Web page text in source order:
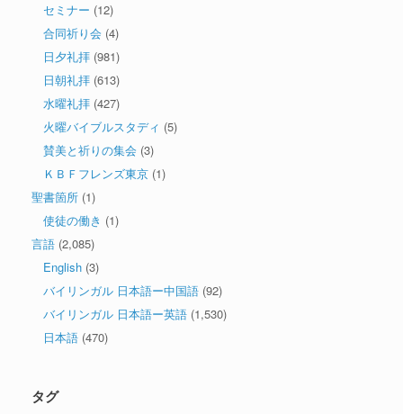
セミナー (12)
合同祈り会 (4)
日夕礼拝 (981)
日朝礼拝 (613)
水曜礼拝 (427)
火曜バイブルスタディ (5)
賛美と祈りの集会 (3)
ＫＢＦフレンズ東京 (1)
聖書箇所 (1)
使徒の働き (1)
言語 (2,085)
English (3)
バイリンガル 日本語ー中国語 (92)
バイリンガル 日本語ー英語 (1,530)
日本語 (470)
タグ